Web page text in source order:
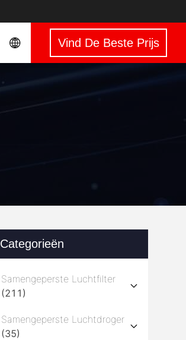
Vind De Beste Prijs
Categorieën
Samengeperste Luchtfilter
(211)
Samengeperste Luchtdroger
(35)